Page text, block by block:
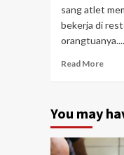
sang atlet
bekerja di
orangtuanya....
Read More
You may